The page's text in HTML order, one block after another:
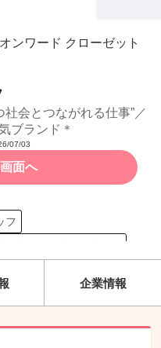
ンワード クローゼット
会とつながれる仕事”／
ブランド＊
07/03
面へ
フ
セサリー/インテリア）
ンド販売
企業情報